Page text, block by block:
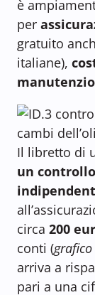
è
per
gratuito
italiane),
cambi
Il libretto di
un
circa 200
conti (
arriva a
pari a una